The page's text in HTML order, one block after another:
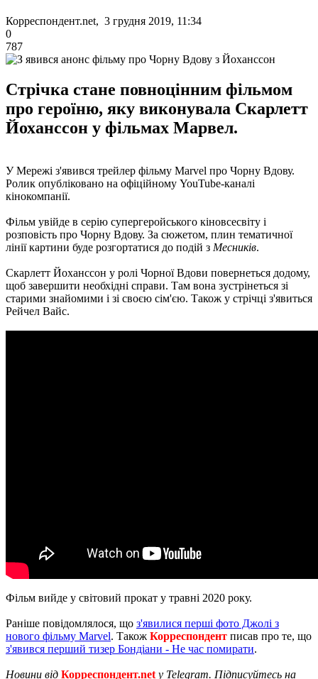
Корреспондент.net, 3 грудня 2019, 11:34
0
787
Стрічка стане повноцінним фільмом
про героїню, яку виконувала Скарлетт
Йоханссон у фільмах Марвел.
У Мережі з'явився трейлер фільму Marvel про Чорну Вдову.
Ролик опубліковано на офіційному YouTube-каналі
кінокомпанії.
Фільм увійде в серію супергеройського кіновсесвіту і
розповість про Чорну Вдову. За сюжетом, плин тематичної
лінії картини буде розгортатися до подій з Месників.
Скарлетт Йоханссон у ролі Чорної Вдови повернеться додому,
щоб завершити необхідні справи. Там вона зустрінеться зі
старими знайомими і зі своєю сім'єю. Також у стрічці з'явиться
Рейчел Вайс.
Фільм вийде у світовий прокат у травні 2020 року.
Раніше повідомлялося, що з'явилися перші фото Джолі з
нового фільму Marvel. Також Корреспондент писав про те, що
з'явився перший тизер Бондіани - Не час помирати.
Новини від Корреспондент.net у Telegram. Підписуйтесь на